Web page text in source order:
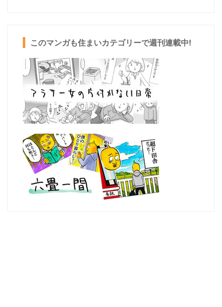
このマンガも住まいカテゴリーで週刊連載中!